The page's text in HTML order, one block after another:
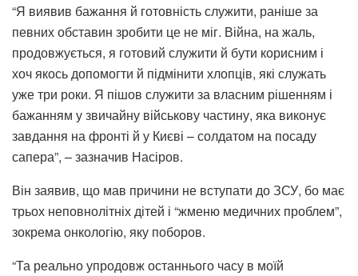
“Я виявив бажання й готовність служити, раніше за
певних обставин зробити це не міг. Війна, на жаль,
продовжується, я готовий служити й бути корисним і
хоч якось допомогти й підмінити хлопців, які служать
уже три роки. Я пішов служити за власним рішенням і
бажанням у звичайну військову частину, яка виконує
завдання на фронті й у Києві – солдатом на посаду
сапера”, – зазначив Насіров.
Він заявив, що мав причини не вступати до ЗСУ, бо має
трьох неповнолітніх дітей і “жменю медичних проблем”,
зокрема онкологію, яку поборов.
“Та реально упродовж останнього часу в моїй